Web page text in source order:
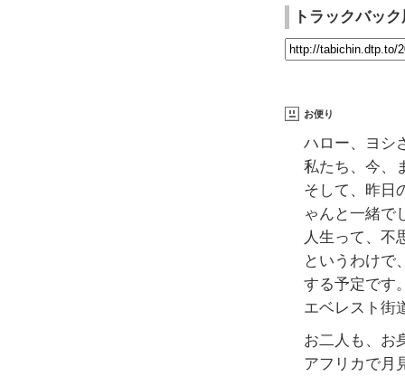
トラックバッ
お便り
ハロー、ヨシ
私たち、今、
そして、昨日
ゃんと一緒で
人生って、不
というわけで
する予定です
エベレスト街
お二人も、お
アフリカで月